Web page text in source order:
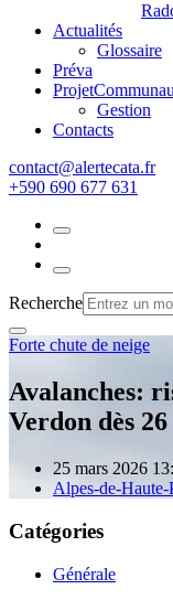
Actualités
Glossaire
Préva
Projet
Gestion
Contacts
rf.atacetrela@tcatnoc
+590 690 677 631
Recherche
Forte chute de neige
Avalanches:
Verdon dès
25 mars 2026
Alpes-de-Haute-
Catégories
Générale